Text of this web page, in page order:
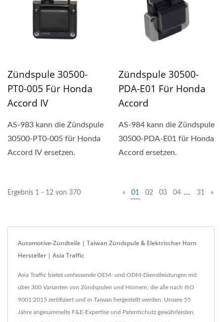
Zündspule 30500-
PT0-005 Für Honda
Accord IV
AS-983 kann die Zündspule
30500-PT0-005 für Honda
Accord IV ersetzen.
Zündspule 30500-
PDA-E01 Für Honda
Accord
AS-984 kann die Zündspule
30500-PDA-E01 für Honda
Accord ersetzen.
Ergebnis 1 - 12 von 370 « 01 02 03 04 … 31 »
Automotive-Zündteile | Taiwan Zündspule & Elektrischer Horn
Hersteller | Asia Traffic
Asia Traffic bietet umfassende OEM- und ODM-Dienstleistungen mit
über 300 Varianten von Zündspulen und Hörnern, die alle nach ISO
9001:2015 zertifiziert und in Taiwan hergestellt werden. Unsere 55
Jahre angesammelte F&E-Expertise und Patentschutz gewährleisten,